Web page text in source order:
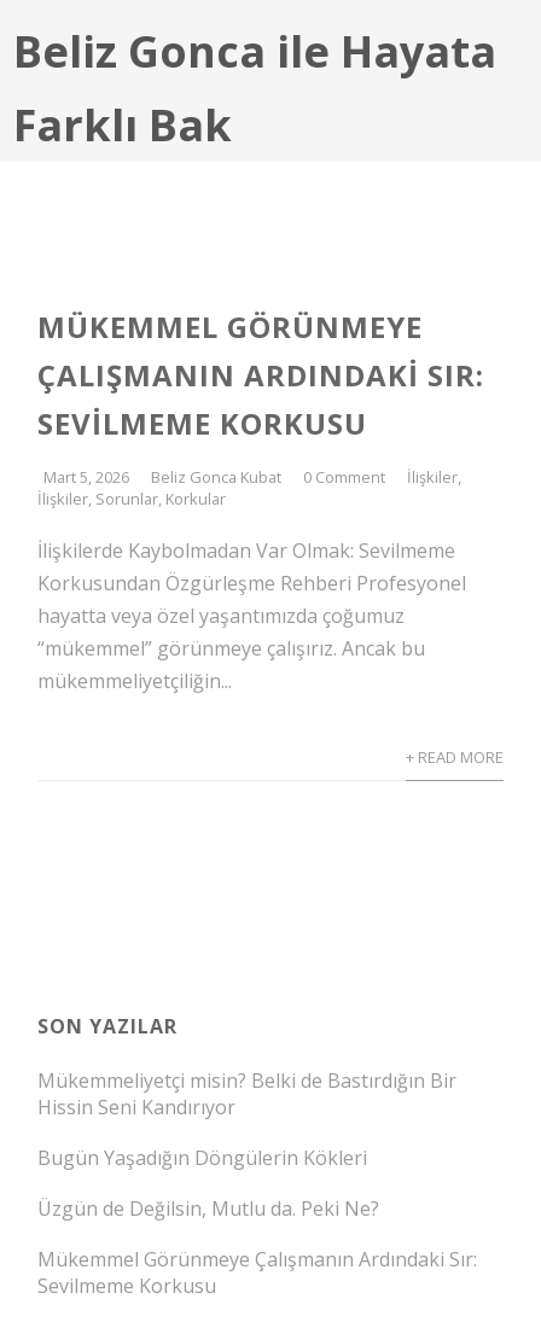
Beliz Gonca ile Hayata
Farklı Bak
MÜKEMMEL GÖRÜNMEYE
ÇALIŞMANIN ARDINDAKI SIR:
SEVILMEME KORKUSU
Mart 5, 2026 Beliz Gonca Kubat 0 Comment İlişkiler,
İlişkiler, Sorunlar, Korkular
İlişkilerde Kaybolmadan Var Olmak: Sevilmeme
Korkusundan Özgürleşme Rehberi Profesyonel
hayatta veya özel yaşantımızda çoğumuz
“mükemmel” görünmeye çalışırız. Ancak bu
mükemmeliyetçiliğin...
+ READ MORE
SON YAZILAR
Mükemmeliyetçi misin? Belki de Bastırdığın Bir
Hissin Seni Kandırıyor
Bugün Yaşadığın Döngülerin Kökleri
Üzgün de Değilsin, Mutlu da. Peki Ne?
Mükemmel Görünmeye Çalışmanın Ardındaki Sır:
Sevilmeme Korkusu